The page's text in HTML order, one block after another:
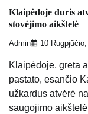
Klaipėdoje duris
stovėjimo aikštelė
Admin 10
Klaipėdoje, greta
pastato, esančio
užkardus atvėrė
saugojimo